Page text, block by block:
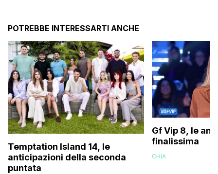
POTREBBE INTERESSARTI ANCHE
Temptation Island 14, le
anticipazioni della seconda
puntata
Gf Vip 8, le
finalissima
CHIA